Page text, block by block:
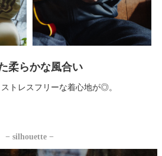
柔らかな風合い
トレスフリーな着心地が◎。
− silhouette −